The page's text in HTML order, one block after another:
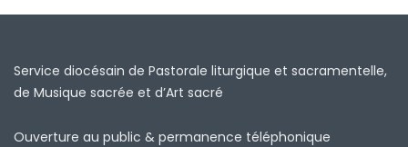
Service diocésain de Pastorale liturgique et sacramentelle,
de Musique sacrée et d’Art sacré
Ouverture au public & permanence téléphonique